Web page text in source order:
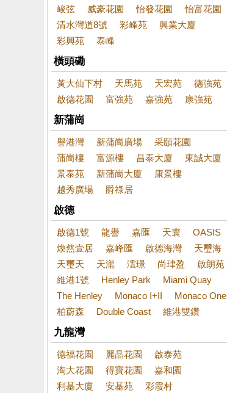
峻弦
威豪花園 怡發花園
怡富花園
清水灣道8號
彩峰苑
興業大廈
彩興苑
泰峰
橫頭磡
黃大仙下村 天馬苑 天宏苑
德強苑
啟德花園
富強苑 嘉強苑 康強苑
新蒲崗
譽港灣 新蒲崗廣場
采頤花園
蒲崗樓
富源樓 昌泰大廈
東誠大廈
景泰苑
新蒲崗大廈
康景樓
越秀廣場
爵祿居
啟德
啟德1號 龍譽 嘉匯 天寰
OASIS
煥然壹居
嘉峰匯 啟德海灣
天璽海
天璽天
天瀧 澐璟 尚珒盈
啟朗苑
維港1號
Henley Park
Miami Quay
The Henley
Monaco I+II
Monaco One
柏蔚森
Double Coast 維港雙鑽
九龍灣
德福花園 麗晶花園
啟泰苑
淘大花園
得寶花園
嘉和園
利基大廈
安基苑 彩霞村